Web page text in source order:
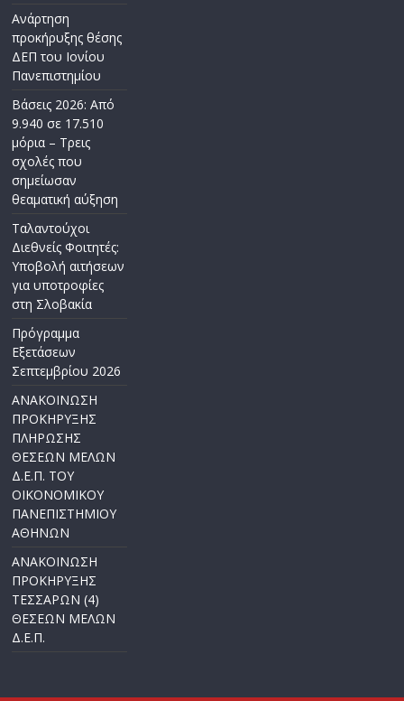
Ανάρτηση
προκήρυξης θέσης
ΔΕΠ του Ιονίου
Πανεπιστημίου
Βάσεις 2026: Από
9.940 σε 17.510
μόρια – Τρεις
σχολές που
σημείωσαν
θεαματική αύξηση
Ταλαντούχοι
Διεθνείς Φοιτητές:
Υποβολή αιτήσεων
για υποτροφίες
στη Σλοβακία
Πρόγραμμα
Εξετάσεων
Σεπτεμβρίου 2026
ΑΝΑΚΟΙΝΩΣΗ
ΠΡΟΚΗΡΥΞΗΣ
ΠΛΗΡΩΣΗΣ
ΘΕΣΕΩΝ ΜΕΛΩΝ
Δ.Ε.Π. ΤΟΥ
ΟΙΚΟΝΟΜΙΚΟΥ
ΠΑΝΕΠΙΣΤΗΜΙΟΥ
ΑΘΗΝΩΝ
ΑΝΑΚΟΙΝΩΣΗ
ΠΡΟΚΗΡΥΞΗΣ
ΤΕΣΣΑΡΩΝ (4)
ΘΕΣΕΩΝ ΜΕΛΩΝ
Δ.Ε.Π.